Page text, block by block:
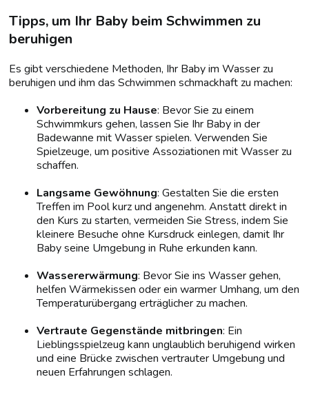
Tipps, um Ihr Baby beim Schwimmen zu
beruhigen
Es gibt verschiedene Methoden, Ihr Baby im Wasser zu
beruhigen und ihm das Schwimmen schmackhaft zu machen:
Vorbereitung zu Hause: Bevor Sie zu einem
Schwimmkurs gehen, lassen Sie Ihr Baby in der
Badewanne mit Wasser spielen. Verwenden Sie
Spielzeuge, um positive Assoziationen mit Wasser zu
schaffen.
Langsame Gewöhnung: Gestalten Sie die ersten
Treffen im Pool kurz und angenehm. Anstatt direkt in
den Kurs zu starten, vermeiden Sie Stress, indem Sie
kleinere Besuche ohne Kursdruck einlegen, damit Ihr
Baby seine Umgebung in Ruhe erkunden kann.
Wassererwärmung: Bevor Sie ins Wasser gehen,
helfen Wärmekissen oder ein warmer Umhang, um den
Temperaturübergang erträglicher zu machen.
Vertraute Gegenstände mitbringen: Ein
Lieblingsspielzeug kann unglaublich beruhigend wirken
und eine Brücke zwischen vertrauter Umgebung und
neuen Erfahrungen schlagen.